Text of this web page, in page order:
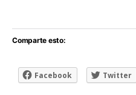
Comparte esto:
Facebook Twitter